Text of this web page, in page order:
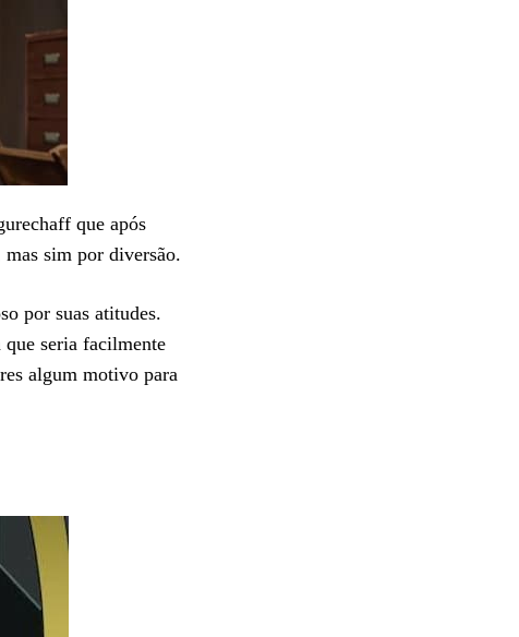
que após
sim por diversão.
por suas atitudes.
que seria facilmente
algum motivo para